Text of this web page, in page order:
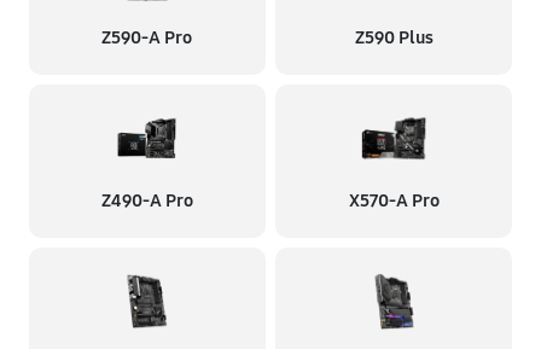
Z590-A Pro Z590 Plus
Z490-A Pro X570-A Pro